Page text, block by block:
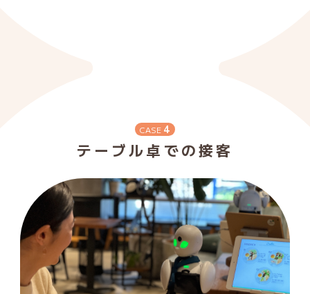
CASE 4
テーブル卓での接客